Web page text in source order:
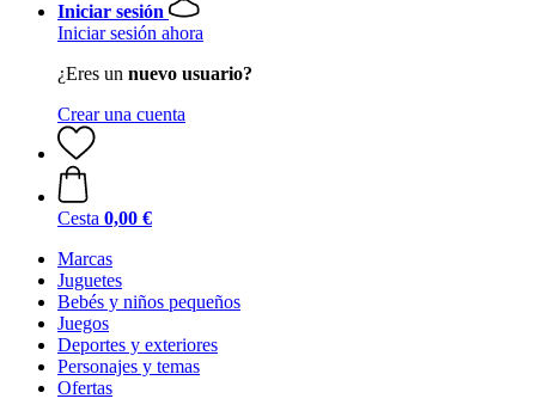
Iniciar sesión
Iniciar sesión ahora
¿Eres un nuevo usuario?
Crear una cuenta
Cesta 0,00 €
Marcas
Juguetes
Bebés y niños pequeños
Juegos
Deportes y exteriores
Personajes y temas
Ofertas